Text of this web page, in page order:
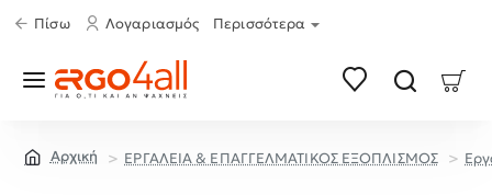
Πίσω Λογαριασμός Περισσότερα
ΕΡΓΑΛΕΙΑ & ΕΠΑΓΓΕΛΜΑΤΙΚΟΣ ΕΞΟΠΛΙΣΜΟΣ